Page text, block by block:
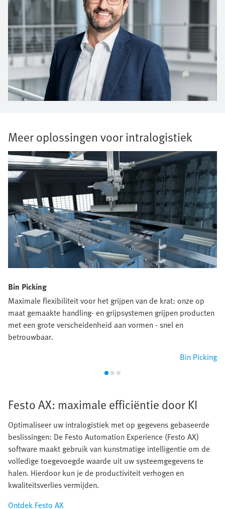
Meer oplossingen voor intralogistiek
Bin Picking
Maximale flexibiliteit voor het grijpen van de krat: onze op
maat gemaakte handling- en grijpsystemen grijpen producten
met een grote verscheidenheid aan vormen - snel en
betrouwbaar.
Bin Picking
Festo AX: maximale efficiëntie door KI
Optimaliseer uw intralogistiek met op gegevens gebaseerde
beslissingen: De Festo Automation Experience (Festo AX)
software maakt gebruik van kunstmatige intelligentie om de
volledige toegevoegde waarde uit uw systeemgegevens te
halen. Hierdoor kun je de productiviteit verhogen en
kwaliteitsverlies vermijden.
Ontdek Festo AX